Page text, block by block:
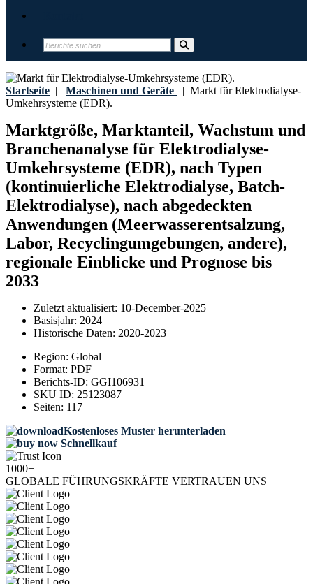
Startseite | Maschinen und Geräte | Markt für Elektrodialyse-
Umkehrsysteme (EDR).
Marktgröße, Marktanteil, Wachstum und
Branchenanalyse für Elektrodialyse-
Umkehrsysteme (EDR), nach Typen
(kontinuierliche Elektrodialyse, Batch-
Elektrodialyse), nach abgedeckten
Anwendungen (Meerwasserentsalzung,
Labor, Recyclingumgebungen, andere),
regionale Einblicke und Prognose bis
2033
Zuletzt aktualisiert: 10-December-2025
Basisjahr: 2024
Historische Daten: 2020-2023
Region: Global
Format: PDF
Berichts-ID: GGI106931
SKU ID: 25123087
Seiten: 117
Kostenloses Muster herunterladen
Schnellkauf
1000+
GLOBALE FÜHRUNGSKRÄFTE VERTRAUEN UNS